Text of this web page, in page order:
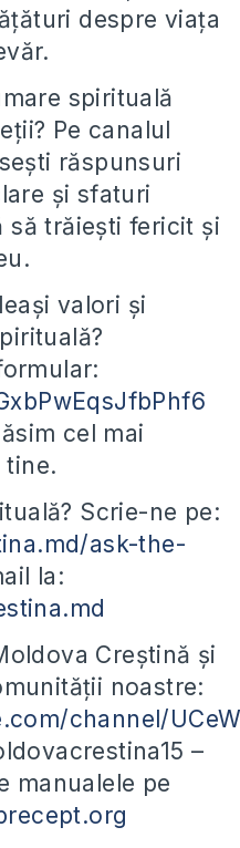
despre viața
spirituală
Pe canalul
răspunsuri
și sfaturi
să trăiești fericit și
valori și
cel mai
tine.
Scrie-ne pe:
ask-the-
la:
Creștină și
noastre:
channel/
–
manualele pe